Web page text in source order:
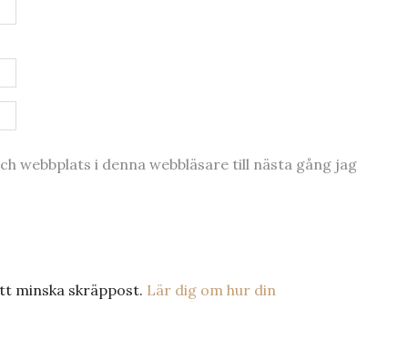
webbplats i denna webbläsare till nästa gång jag
minska skräppost. Lär dig om hur din